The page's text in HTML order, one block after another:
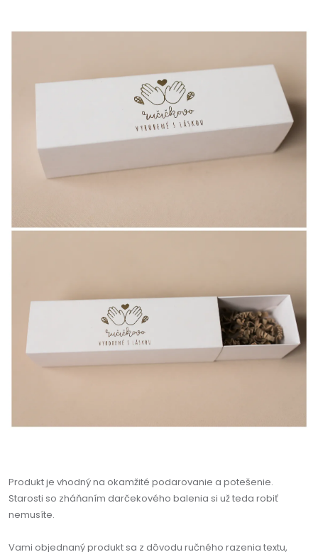
Produkt je vhodný na okamžité podarovanie a potešenie.
Starosti so zháňaním darčekového balenia si už teda robiť
nemusíte.
Vami objednaný produkt sa z dôvodu ručného razenia textu,